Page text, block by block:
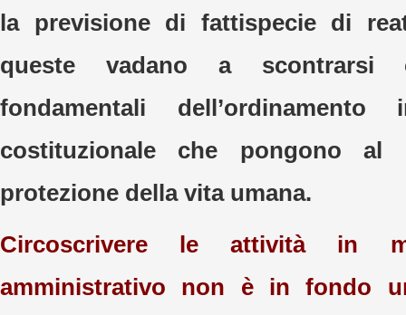
la previsione di fattispecie di
queste vadano a
fondamentali dell’ordinamento
costituzionale che pongono
protezione della vita umana.
Circoscrivere le attività in
amministrativo non è in fondo